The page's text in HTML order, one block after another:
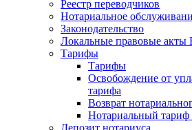
Реестр переводчиков
Нотариальное
Законодательство
Локальные правовые
Тарифы
Тарифы
Освобождение от
тарифа
Возврат
Нотариальный
Депозит нотариуса